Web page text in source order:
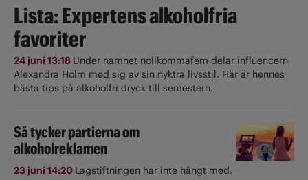
Lista: Expertens alkoholfria
favoriter
24 juni 13:18 Under namnet nollkommafem delar influencern
Alexandra Holm med sig av sin nyktra livsstil. Här är hennes
bästa tips på alkoholfri dryck till semestern.
Så tycker partierna om
alkoholreklamen
23 juni 14:20 Lagstiftningen har inte hängt med.